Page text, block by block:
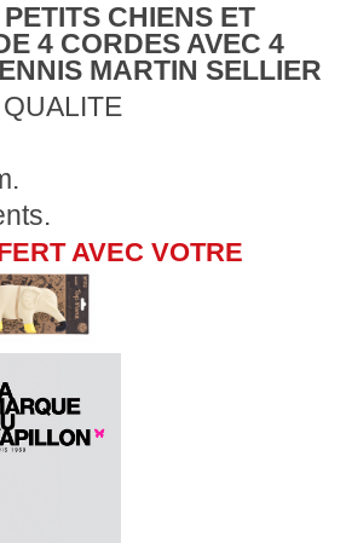
CHIENS ET
4 CORDES AVEC 4
MARTIN SELLIER
AVEC VOTRE